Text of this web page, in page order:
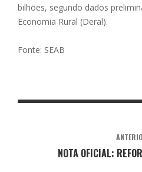
bilhões, segundo dados
Economia Rural (Deral).
Fonte: SEAB
NOTA OFICIAL: